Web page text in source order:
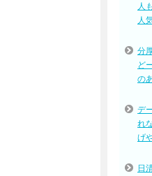
人
人
分
ど
の
デ
れ
げ
日